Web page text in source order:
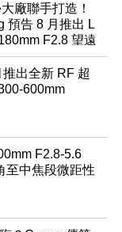
廠聯手打造！
預告 8 月推出 L
F2.8 望遠
出全新 RF 超
600mm
F2.8-5.6
至中焦段微距性